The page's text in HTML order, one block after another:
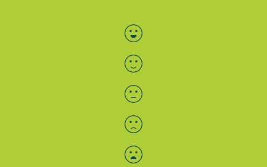
Bewertung auswählen